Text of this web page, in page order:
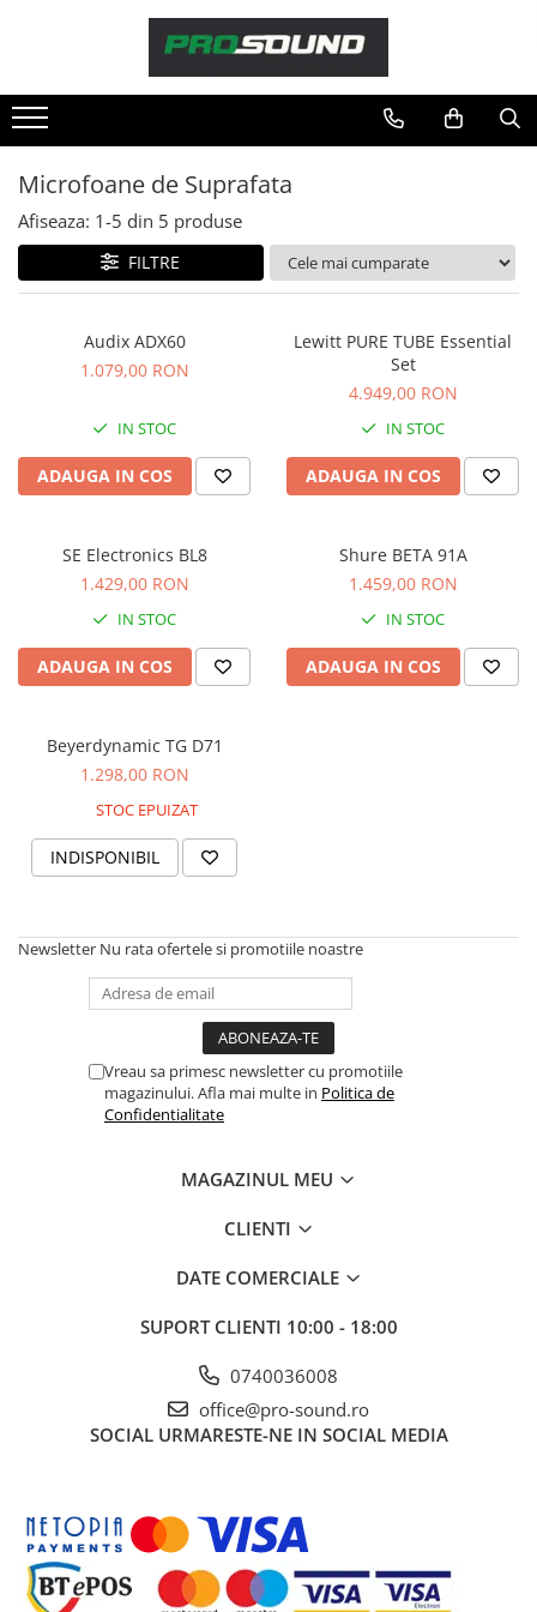
Sonorizare / PA
Adaptoare phantom
Adresare publica 100V
Amplificatoare Audio
Boxe Audio
Mixere audio
Monitorizare In-Ear
Procesoare si efecte
Power Conditioner
Unelte Audio
Microfoane
Accesorii de microfoane
Microfoane de broadcast
Microfoane de instrumente
Microfoane de masurare si
calibrare
Microfoane de studio
Microfoane de voce si live
Microfoane podcast, USB, iOS /
Microfoane pt Camere Video
Microfoane pt instalatii si
Microfoane wireless si sisteme
Accesorii de microfoane
Accesorii echipamente de studio
Clape MIDI
Convertoare AD/DA
Interfete audio
Interfete MIDI si Cabluri Midi-USB
Microfoane de Suprafata
Afiseaza: 1-5 din 5 produse
FILTRE
Audix ADX60
1.079,00 RON
IN STOC
ADAUGA IN COS
Lewitt PURE TUBE Essential
Set
4.949,00 RON
IN STOC
ADAUGA IN COS
SE Electronics BL8
1.429,00 RON
IN STOC
ADAUGA IN COS
Shure BETA 91A
1.459,00 RON
IN STOC
ADAUGA IN COS
Beyerdynamic TG D71
1.298,00 RON
STOC EPUIZAT
INDISPONIBIL
Newsletter Nu rata ofertele si promotiile noastre
Vreau sa primesc newsletter cu promotiile
magazinului. Afla mai multe in Politica de
Confidentialitate
MAGAZINUL MEU
CLIENTI
DATE COMERCIALE
SUPORT CLIENTI 10:00 - 18:00
0740036008
office@pro-sound.ro
SOCIAL URMARESTE-NE IN SOCIAL MEDIA